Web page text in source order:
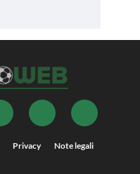
Privacy Note legali